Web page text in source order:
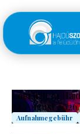
Lóci tritt in
22. August 2026
Aufnahmegebühr